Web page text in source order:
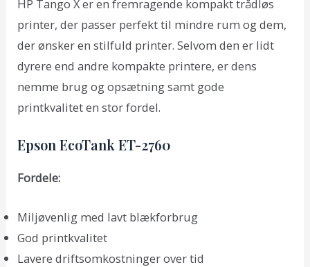
HP Tango X er en fremragende kompakt trådløs
printer, der passer perfekt til mindre rum og dem,
der ønsker en stilfuld printer. Selvom den er lidt
dyrere end andre kompakte printere, er dens
nemme brug og opsætning samt gode
printkvalitet en stor fordel.
Epson EcoTank ET-2760
Fordele:
Miljøvenlig med lavt blækforbrug
God printkvalitet
Lavere driftsomkostninger over tid